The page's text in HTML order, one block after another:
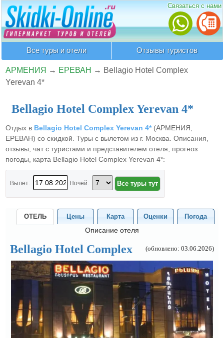
Связаться с нами
Все туры и отели Отзывы туристов
АРМЕНИЯ → ЕРЕВАН → Bellagio Hotel Complex
Yerevan 4*
Bellagio Hotel Complex Yerevan 4*
Отдых в Bellagio Hotel Complex Yerevan 4*(АРМЕНИЯ,
ЕРЕВАН) со скидкой. Туры с вылетом из г. Москва. Описания,
отзывы, чат с туристами и представителем отеля, прогноз
погоды, карта Bellagio Hotel Complex Yerevan 4*:
Вылет: Ночей:
ОТЕЛЬ Цены Карта Оценки Погода
Описание отеля
Bellagio Hotel Complex (обновлено: 03.06.2026)